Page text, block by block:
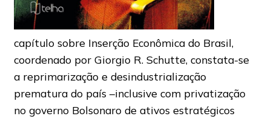
capítulo sobre Inserção Econômica do Brasil,
coordenado por Giorgio R. Schutte, constata-se
a reprimarização e desindustrialização
prematura do país –inclusive com privatização
no governo Bolsonaro de ativos estratégicos